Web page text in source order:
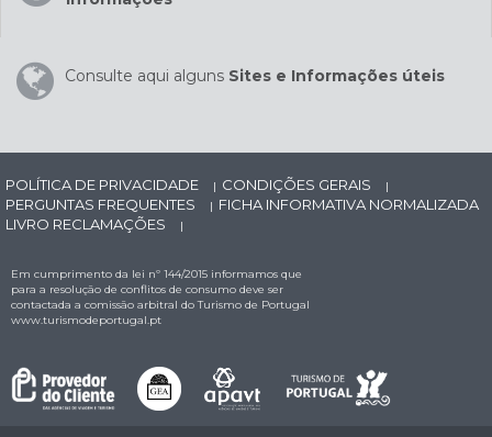
Consulte aqui alguns Sites e Informações úteis
POLÍTICA DE PRIVACIDADE | CONDIÇÕES GERAIS |
PERGUNTAS FREQUENTES | FICHA INFORMATIVA NORMALIZADA
LIVRO RECLAMAÇÕES
|
Em cumprimento da lei nº 144/2015 informamos que
para a resolução de conflitos de consumo deve ser
contactada a comissão arbitral do Turismo de Portugal
www.turismodeportugal.pt